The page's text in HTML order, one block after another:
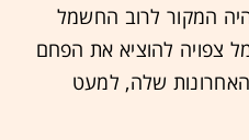
שנת 2014 הוא היה המקור לרוב החשמל
צפויה להוציא את הפחם
האחרונות שלה, למעט